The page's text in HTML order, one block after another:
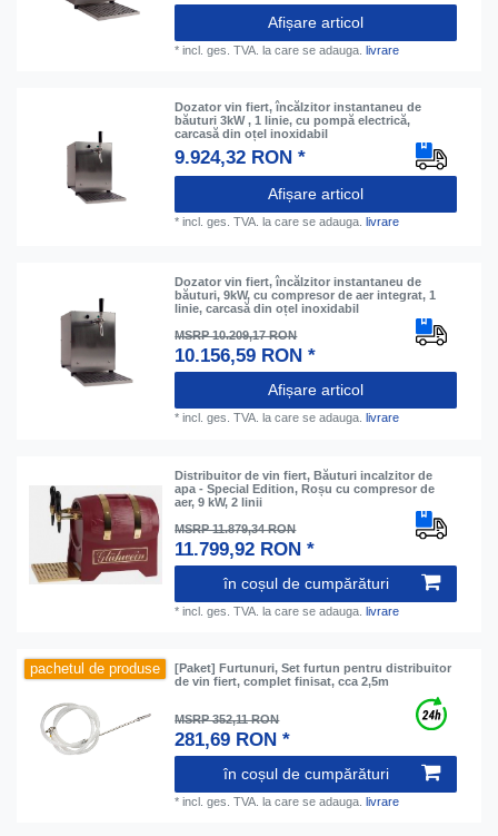
Afișare articol
*incl. ges. TVA. la care se adauga.livrare
Dozator vin fiert, încălzitor instantaneu de
băuturi 3kW , 1 linie, cu pompă electrică,
carcasă din oțel inoxidabil
9.924,32 RON *
Afișare articol
*incl. ges. TVA. la care se adauga.livrare
Dozator vin fiert, încălzitor instantaneu de
băuturi, 9kW, cu compresor de aer integrat, 1
linie, carcasă din oțel inoxidabil
MSRP 10.209,17 RON
10.156,59 RON *
Afișare articol
*incl. ges. TVA. la care se adauga. livrare
Distribuitor de vin fiert, Băuturi incalzitor de
apa - Special Edition, Roșu cu compresor de
aer, 9 kW, 2 linii
MSRP 11.879,34 RON
11.799,92 RON *
în coșul de cumpărături
*incl. ges. TVA. la care se adauga.livrare
pachetul de produse
[Paket] Furtunuri, Set furtun pentru distribuitor
de vin fiert, complet finisat, cca 2,5m
MSRP 352,11 RON
281,69 RON *
în coșul de cumpărături
*incl. ges. TVA. la care se adauga.livrare